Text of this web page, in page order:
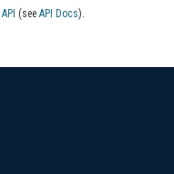
API (see API Docs).